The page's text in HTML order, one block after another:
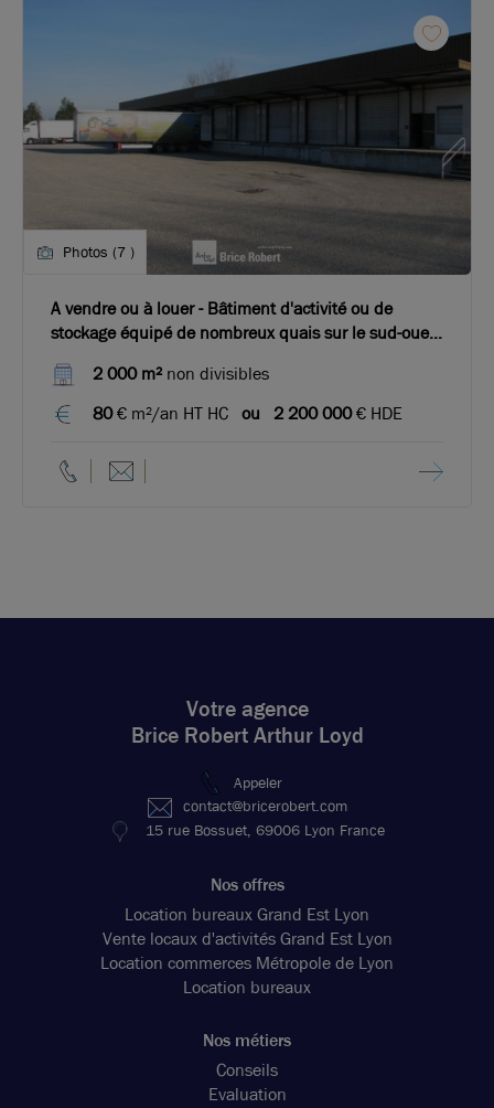
Photos (7 )
A vendre ou à louer - Bâtiment d'activité ou de
stockage équipé de nombreux quais sur le sud-ouest
2 000 m² non divisibles
80€ m²/an HT HC ou 2 200 000€ HDE
Votre agence
Brice Robert Arthur Loyd
Appeler
contact@bricerobert.com
15 rue Bossuet, 69006 Lyon France
Nos offres
Location bureaux Grand Est Lyon
Vente locaux d'activités Grand Est Lyon
Location commerces Métropole de Lyon
Location bureaux
Nos métiers
Conseils
Evaluation